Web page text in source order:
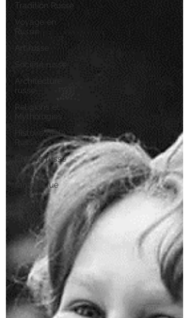
Tradition Russe
Voyage en
Russie
Art russe
Société russe
Architecture
russe
Religions et
Mythologies
Histoire de la
Russie
Culture russe
conte
fantastique